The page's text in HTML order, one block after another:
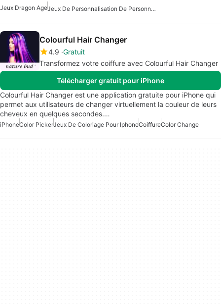
Jeux Dragon Age
Jeux De Personnalisation De Personnages Gratuits
Colourful Hair Changer
4.9 Gratuit
Transformez votre coiffure avec Colourful Hair Changer
Télécharger gratuit pour iPhone
Colourful Hair Changer est une application gratuite pour iPhone qui
permet aux utilisateurs de changer virtuellement la couleur de leurs
cheveux en quelques secondes.…
iPhoneColor PickerJeux De Coloriage Pour IphoneCoiffureColor Change